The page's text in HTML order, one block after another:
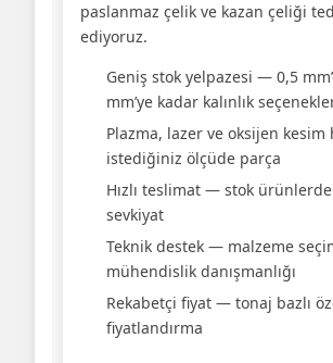
paslanmaz çelik ve kazan çeliği
ediyoruz.
Geniş stok yelpazesi — 0,5
mm’ye kadar kalınlık
Plazma, lazer ve oksijen
istediğiniz ölçüde parça
Hızlı teslimat — stok
sevkiyat
Teknik destek — malzeme
mühendislik danışmanlığı
Rekabetçi fiyat — tonaj bazlı
fiyatlandırma